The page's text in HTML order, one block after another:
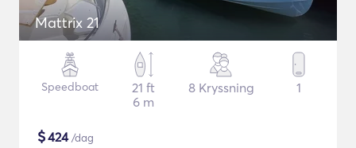
Mattrix 21
Speedboat
21 ft
6 m
8 Kryssning 1
$424/dag